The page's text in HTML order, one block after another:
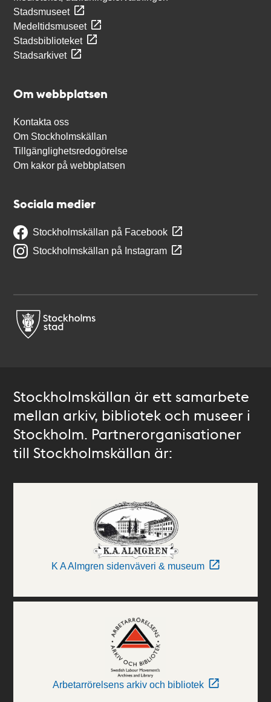
Stadsmuseet
Medeltidsmuseet
Stadsbiblioteket
Stadsarkivet
Om webbplatsen
Kontakta oss
Om Stockholmskällan
Tillgänglighetsredogörelse
Om kakor på webbplatsen
Sociala medier
Stockholmskällan på Facebook
Stockholmskällan på Instagram
Stockholmskällan är ett samarbete
mellan arkiv, bibliotek och museer i
Stockholm. Partnerorganisationer
till Stockholmskällan är:
K A Almgren sidenväveri & museum
Arbetarrörelsens arkiv och bibliotek